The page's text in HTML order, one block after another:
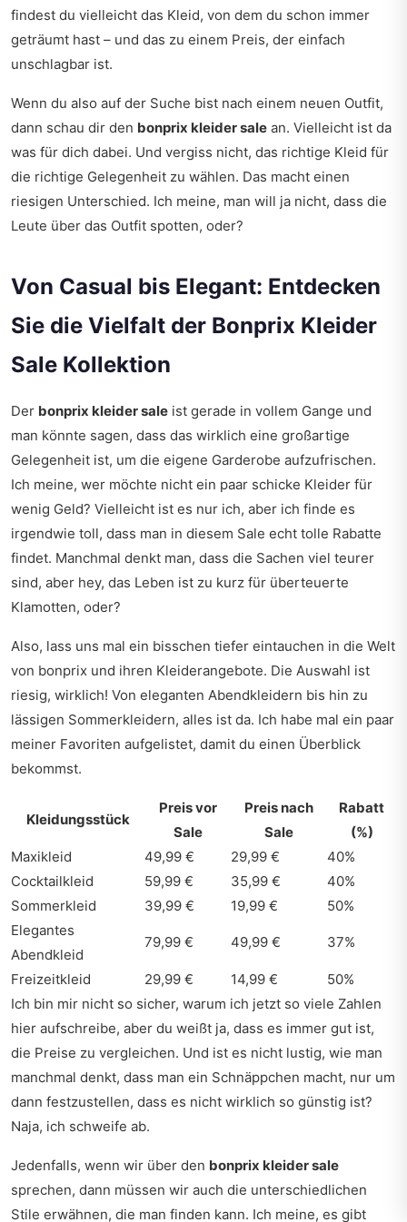
findest du vielleicht das Kleid, von dem du schon immer
geträumt hast – und das zu einem Preis, der einfach
unschlagbar ist.
Wenn du also auf der Suche bist nach einem neuen Outfit,
dann schau dir den bonprix kleider sale an. Vielleicht ist da
was für dich dabei. Und vergiss nicht, das richtige Kleid für
die richtige Gelegenheit zu wählen. Das macht einen
riesigen Unterschied. Ich meine, man will ja nicht, dass die
Leute über das Outfit spotten, oder?
Von Casual bis Elegant: Entdecken
Sie die Vielfalt der Bonprix Kleider
Sale Kollektion
Der bonprix kleider sale ist gerade in vollem Gange und
man könnte sagen, dass das wirklich eine großartige
Gelegenheit ist, um die eigene Garderobe aufzufrischen.
Ich meine, wer möchte nicht ein paar schicke Kleider für
wenig Geld? Vielleicht ist es nur ich, aber ich finde es
irgendwie toll, dass man in diesem Sale echt tolle Rabatte
findet. Manchmal denkt man, dass die Sachen viel teurer
sind, aber hey, das Leben ist zu kurz für überteuerte
Klamotten, oder?
Also, lass uns mal ein bisschen tiefer eintauchen in die Welt
von bonprix und ihren Kleiderangebote. Die Auswahl ist
riesig, wirklich! Von eleganten Abendkleidern bis hin zu
lässigen Sommerkleidern, alles ist da. Ich habe mal ein paar
meiner Favoriten aufgelistet, damit du einen Überblick
bekommst.
Kleidungsstück
Preis vor
Sale
Preis nach
Sale
Rabatt
(%)
Maxikleid
49,99 € 29,99 €
40%
Cocktailkleid
59,99 € 35,99 €
40%
Sommerkleid
39,99 € 19,99 €
50%
Elegantes
Abendkleid
79,99 € 49,99 € 37%
Freizeitkleid 29,99 € 14,99 €
50%
Ich bin mir nicht so sicher, warum ich jetzt so viele Zahlen
hier aufschreibe, aber du weißt ja, dass es immer gut ist,
die Preise zu vergleichen. Und ist es nicht lustig, wie man
manchmal denkt, dass man ein Schnäppchen macht, nur um
dann festzustellen, dass es nicht wirklich so günstig ist?
Naja, ich schweife ab.
Jedenfalls, wenn wir über den bonprix kleider sale
sprechen, dann müssen wir auch die unterschiedlichen
Stile erwähnen, die man finden kann. Ich meine, es gibt